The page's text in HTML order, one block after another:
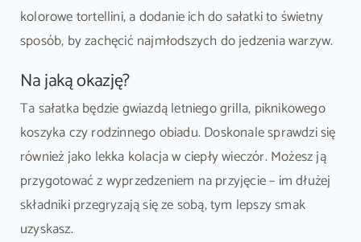
kolorowe tortellini, a dodanie ich do sałatki to świetny
sposób, by zachęcić najmłodszych do jedzenia warzyw.
Na jaką okazję?
Ta sałatka będzie gwiazdą letniego grilla, piknikowego
koszyka czy rodzinnego obiadu. Doskonale sprawdzi się
również jako lekka kolacja w ciepły wieczór. Możesz ją
przygotować z wyprzedzeniem na przyjęcie – im dłużej
składniki przegryzają się ze sobą, tym lepszy smak
uzyskasz.